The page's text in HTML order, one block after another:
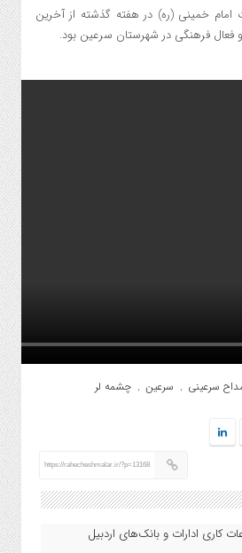
امام خمینی (ره) در هفته گذشته از آخرین
فعال فرهنگی در شهرستان سرعین بود.
سرعینی , سرعین , چشمه لر
https://rahecheshmalar.ir/?p=13168
کاری ادارات و بانک‌های اردبیل